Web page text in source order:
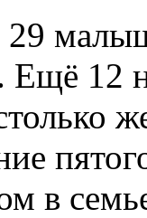
29
Ещё 12
в